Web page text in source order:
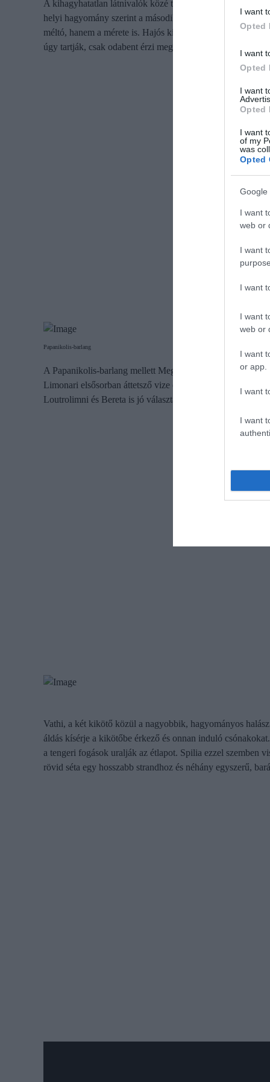
I want
Opted
I want
Opted
I want
Opted
I want
of my
was
Opted
Google
I want
web or
I want
I want
I want
web or
I want
or app.
I want
I want
A kihagyhatatlan látnivalók közé tartozik a Papanikolis-
helyi hagyomány szerint a második világháború idején
méltó, hanem a mérete is. Hajós kirándulásokkal
úgy tartják, csak odabent érzi meg igazán az ember, milyen
Papanikolis-barlang
A Papanikolis-barlang mellett Meganíszi félreeső strandjai
Limonari elsősorban áttetsző vize és csendes atmoszférája
Loutrolimni és Bereta is jó választás lehet, bár ezek
Vathi, a két kikötő közül a nagyobbik, hagyományos
áldás kísérje a kikötőbe érkező és onnan induló
a tengeri fogások uralják az étlapot. Spilia ezzel szemben
rövid séta egy hosszabb strandhoz és néhány egyszerű,